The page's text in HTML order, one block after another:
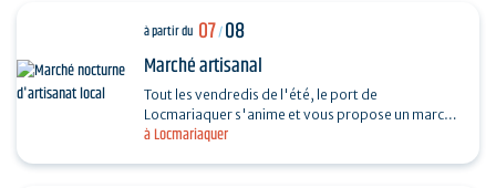
à Locmariaquer
à partir du 07/08
Marché artisanal
Tout les vendredis de l'été, le port de
Locmariaquer s'anime et vous propose un marché
nocturne d'artisanat local. Les musiciens